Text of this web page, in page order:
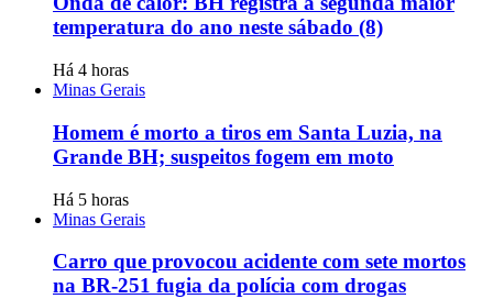
temperatura do ano neste sábado (8)
Há 4 horas
Minas Gerais
Homem é morto a tiros em Santa Luzia, na
Grande BH; suspeitos fogem em moto
Há 5 horas
Minas Gerais
Carro que provocou acidente com sete mortos
na BR-251 fugia da polícia com drogas